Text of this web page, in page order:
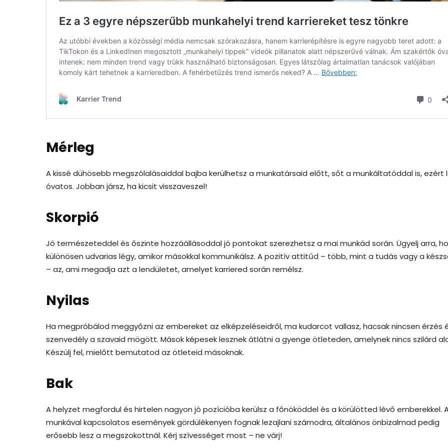
Mérleg
A kissé dühösebb megszólalásaiddal bajba kerülhetsz a munkatársaid előtt, sőt a munkáltatóddal is, ezért
óvatos. Jobban jársz, ha kicsit visszaveszel!
Skorpió
Jó természeteddel és őszinte hozzáállásoddal jó pontokat szerezhetsz a mai munkád során. Ügyelj arra,
különösen udvarias légy, amikor másokkal kommunikálsz. A pozitív attitűd – több, mint a tudás vagy a
– az, ami megadja azt a lendületet, amelyet karriered során remélsz.
Nyilas
Ha megpróbálod meggyőzni az embereket az elképzeléseidről, ma kudarcot vallasz, hacsak nincsen érzés
szenvedély a szavaid mögött. Mások képesek lesznek átlátni a gyenge ötleteden, amelynek nincs szilárd
Készülj fel, mielőtt bemutatod az ötleteid másoknak.
Bak
A helyzet megfordul és hirtelen nagyon jó pozícióba kerülsz a főnököddel és a körülötted lévő emberekkel.
munkával kapcsolatos események gördülékenyen fognak lezajlani számodra, általános önbizalmad pedig
erősebb lesz a megszokottnál. Kérj szívességet most – ne várj!